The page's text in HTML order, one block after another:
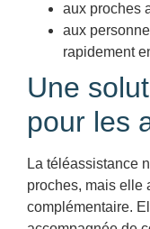
aux proches
aux
rapidement
Une
pour les
La téléassistance
proches, mais elle
complémentaire.